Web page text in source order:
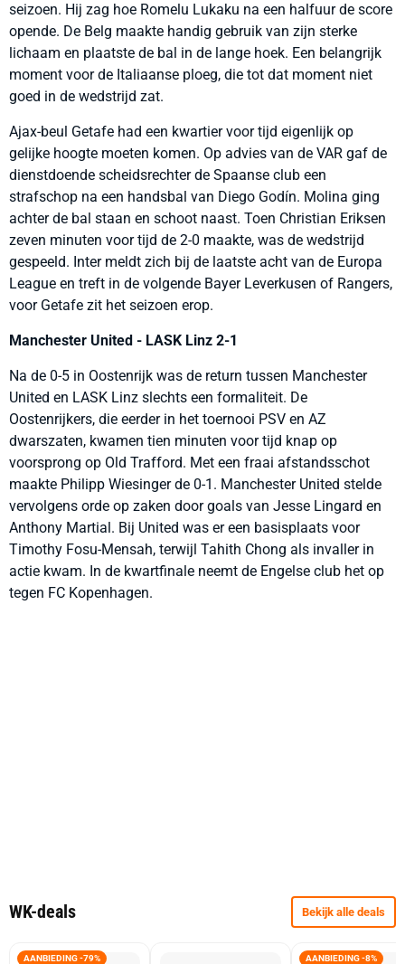
seizoen. Hij zag hoe Romelu Lukaku na een halfuur de score
opende. De Belg maakte handig gebruik van zijn sterke
lichaam en plaatste de bal in de lange hoek. Een belangrijk
moment voor de Italiaanse ploeg, die tot dat moment niet
goed in de wedstrijd zat.
Ajax-beul Getafe had een kwartier voor tijd eigenlijk op
gelijke hoogte moeten komen. Op advies van de VAR gaf de
dienstdoende scheidsrechter de Spaanse club een
strafschop na een handsbal van Diego Godín. Molina ging
achter de bal staan en schoot naast. Toen Christian Eriksen
zeven minuten voor tijd de 2-0 maakte, was de wedstrijd
gespeeld. Inter meldt zich bij de laatste acht van de Europa
League en treft in de volgende Bayer Leverkusen of Rangers,
voor Getafe zit het seizoen erop.
Manchester United - LASK Linz 2-1
Na de 0-5 in Oostenrijk was de return tussen Manchester
United en LASK Linz slechts een formaliteit. De
Oostenrijkers, die eerder in het toernooi PSV en AZ
dwarszaten, kwamen tien minuten voor tijd knap op
voorsprong op Old Trafford. Met een fraai afstandsschot
maakte Philipp Wiesinger de 0-1. Manchester United stelde
vervolgens orde op zaken door goals van Jesse Lingard en
Anthony Martial. Bij United was er een basisplaats voor
Timothy Fosu-Mensah, terwijl Tahith Chong als invaller in
actie kwam. In de kwartfinale neemt de Engelse club het op
tegen FC Kopenhagen.
WK-deals Bekijk alle deals
AANBIEDING -79% AANBIEDING -8%